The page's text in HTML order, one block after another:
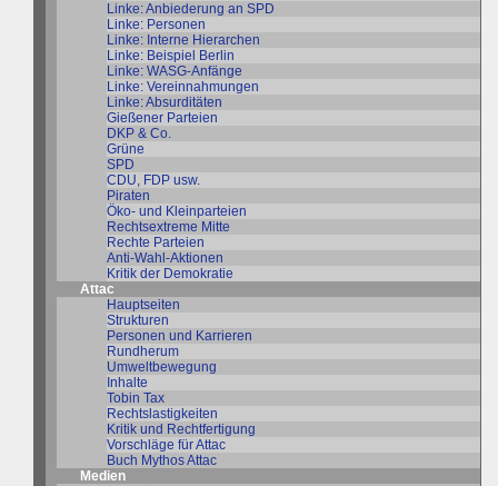
Linke: Anbiederung an SPD
Linke: Personen
Linke: Interne Hierarchen
Linke: Beispiel Berlin
Linke: WASG-Anfänge
Linke: Vereinnahmungen
Linke: Absurditäten
Gießener Parteien
DKP & Co.
Grüne
SPD
CDU, FDP usw.
Piraten
Öko- und Kleinparteien
Rechtsextreme Mitte
Rechte Parteien
Anti-Wahl-Aktionen
Kritik der Demokratie
Attac
Hauptseiten
Strukturen
Personen und Karrieren
Rundherum
Umweltbewegung
Inhalte
Tobin Tax
Rechtslastigkeiten
Kritik und Rechtfertigung
Vorschläge für Attac
Buch Mythos Attac
Medien